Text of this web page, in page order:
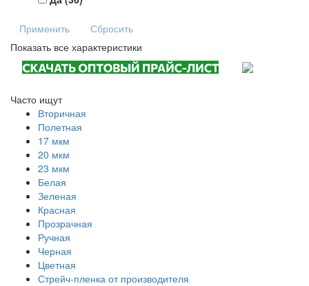
Применить
Сбросить
Показать все характеристики
Часто ищут
Вторичная
Полетная
17 мкм
20 мкм
23 мкм
Белая
Зеленая
Красная
Прозрачная
Ручная
Черная
Цветная
Стрейч-пленка от производителя